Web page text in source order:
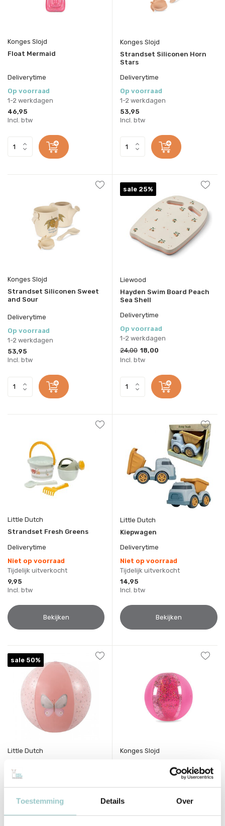
Toestemming Details Over
Konges Slojd
Float Mermaid
Deliverytime
Op voorraad
1-2 werkdagen
46,95
Incl. btw
Konges Slojd
Strandset Siliconen Horn
Stars
Deliverytime
Op voorraad
1-2 werkdagen
53,95
Incl. btw
Konges Slojd
Strandset Siliconen Sweet
and Sour
Deliverytime
Op voorraad
1-2 werkdagen
53,95
Incl. btw
sale 25%
Liewood
Hayden Swim Board Peach
Sea Shell
Deliverytime
Op voorraad
1-2 werkdagen
24,00 18,00
Incl. btw
Little Dutch
Strandset Fresh Greens
Deliverytime
Niet op voorraad
Tijdelijk uitverkocht
9,95
Incl. btw
Bekijken
Little Dutch
Kiepwagen
Deliverytime
Niet op voorraad
Tijdelijk uitverkocht
14,95
Incl. btw
Bekijken
sale 50%
Little Dutch
Butterflies
Deliverytime
Op voorraad
Konges Slojd
Deliverytime
Op voorraad